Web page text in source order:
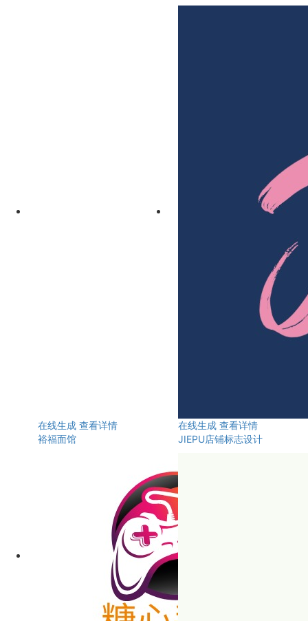
在线生成 查看详情
裕福面馆
在线生成 查看详情
JIEPU店铺标志设计